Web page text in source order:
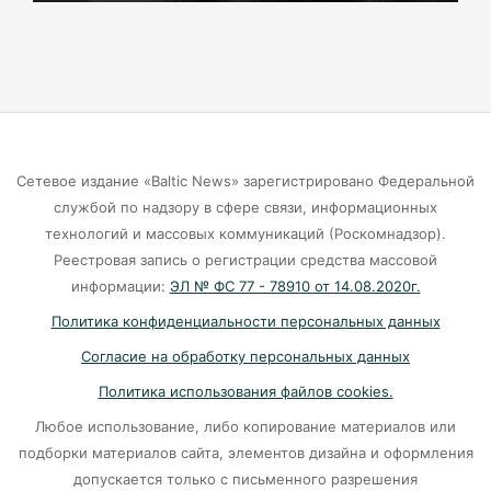
подталкивает к депрессии
Калининград и Москва объединяются ради
07-08-2026
Убийцу участника СВО в Балтийске посадили
В Калининграде «КамАЗ» сбил скутериста
Сетевое издание «Baltic News» зарегистрировано Федеральной
службой по надзору в сфере связи, информационных
технологий и массовых коммуникаций (Роскомнадзор).
Реестровая запись о регистрации средства массовой
информации: ЭЛ № ФС 77 - 78910 от 14.08.2020г.
Политика конфиденциальности персональных данных
Согласие на обработку персональных данных
Политика использования файлов cookies.
Любое использование, либо копирование материалов или
подборки материалов сайта, элементов дизайна и оформления
допускается только с письменного разрешения